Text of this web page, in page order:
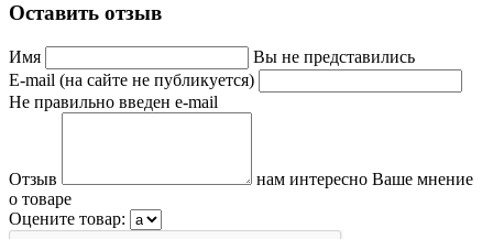
Оставить отзыв
Имя
Вы не представились
E-mail (на сайте не публикуется)
Не правильно введен e-mail
Отзыв
нам интересно Ваше мнение
о товаре
Оцените товар: